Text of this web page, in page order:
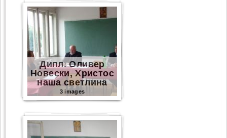
Дипл. Оливер
Новески, Христос
наша светлина
3 images